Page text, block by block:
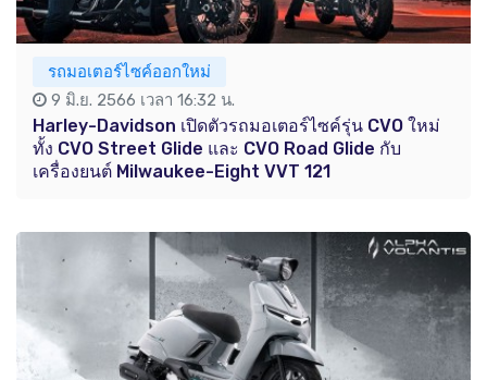
รถมอเตอร์ไซค์ออกใหม่
9 มิ.ย. 2566 เวลา 16:32 น.
Harley-Davidson เปิดตัวรถมอเตอร์ไซค์รุ่น CVO ใหม่
ทั้ง CVO Street Glide และ CVO Road Glide กับ
เครื่องยนต์ Milwaukee-Eight VVT 121